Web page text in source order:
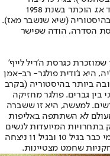
באליפות ארה"ב והיה לאלוף הצעיר ביותר עד אז. הוכתר בשנת 1958
(שיא שנשבר מאז).
הסדרה, הודה שפישר
כגרסת ה'ריל לייף'
היא ג'ודית פולגר- רב-אמן
ביותר בהיסטוריה (בקרב
השמיני בין גברים. פולגר מחזיקה
לה 15 וארבעה חודשים. למעשה, היא זו ששברה
פישר משנת 1958. פולגר מעולם לא השתתפה באליפות
המיועדות לנשים
בלבד. הייתה ילדת פלא שניצחה אמן בינלאומי כבר בגיל 10 ובגיל 11 ניצחה
שחמט מצטיינות.